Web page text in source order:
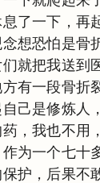
了一下，再
想恐怕是骨
就把我送到
有一段骨折
己是修炼人
，我也不用
为一个七十
护，后果不